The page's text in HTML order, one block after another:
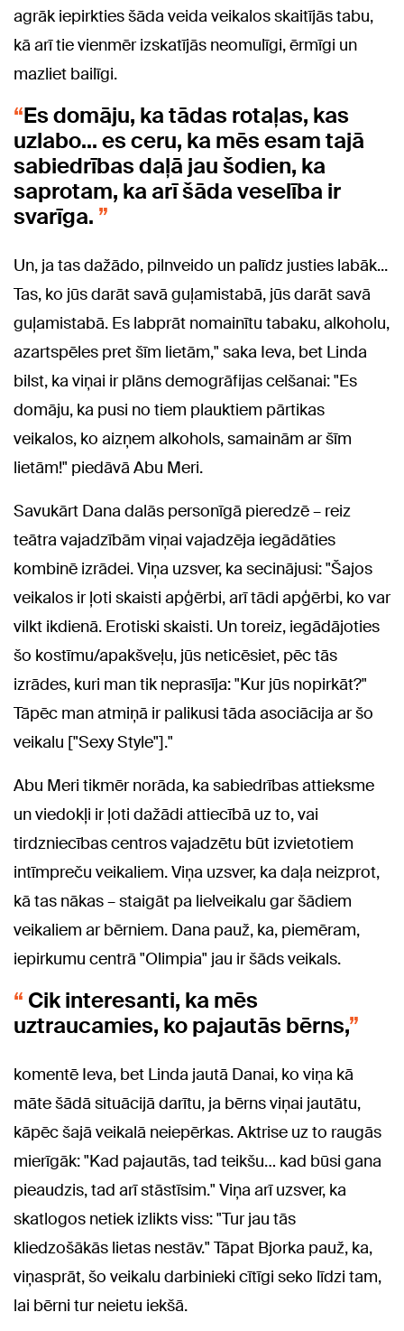
agrāk iepirkties šāda veida veikalos skaitījās tabu,
kā arī tie vienmēr izskatījās neomulīgi, ērmīgi un
mazliet bailīgi.
Es domāju, ka tādas rotaļas, kas
uzlabo... es ceru, ka mēs esam tajā
sabiedrības daļā jau šodien, ka
saprotam, ka arī šāda veselība ir
svarīga.
Un, ja tas dažādo, pilnveido un palīdz justies labāk...
Tas, ko jūs darāt savā guļamistabā, jūs darāt savā
guļamistabā. Es labprāt nomainītu tabaku, alkoholu,
azartspēles pret šīm lietām," saka Ieva, bet Linda
bilst, ka viņai ir plāns demogrāfijas celšanai: "Es
domāju, ka pusi no tiem plauktiem pārtikas
veikalos, ko aizņem alkohols, samainām ar šīm
lietām!" piedāvā Abu Meri.
Savukārt Dana dalās personīgā pieredzē – reiz
teātra vajadzībām viņai vajadzēja iegādāties
kombinē izrādei. Viņa uzsver, ka secinājusi: "Šajos
veikalos ir ļoti skaisti apģērbi, arī tādi apģērbi, ko var
vilkt ikdienā. Erotiski skaisti. Un toreiz, iegādājoties
šo kostīmu/apakšveļu, jūs neticēsiet, pēc tās
izrādes, kuri man tik neprasīja: "Kur jūs nopirkāt?"
Tāpēc man atmiņā ir palikusi tāda asociācija ar šo
veikalu ["Sexy Style"]."
Abu Meri tikmēr norāda, ka sabiedrības attieksme
un viedokļi ir ļoti dažādi attiecībā uz to, vai
tirdzniecības centros vajadzētu būt izvietotiem
intīmpreču veikaliem. Viņa uzsver, ka daļa neizprot,
kā tas nākas – staigāt pa lielveikalu gar šādiem
veikaliem ar bērniem. Dana pauž, ka, piemēram,
iepirkumu centrā "Olimpia" jau ir šāds veikals.
Cik interesanti, ka mēs
uztraucamies, ko pajautās bērns,
komentē Ieva, bet Linda jautā Danai, ko viņa kā
māte šādā situācijā darītu, ja bērns viņai jautātu,
kāpēc šajā veikalā neiepērkas. Aktrise uz to raugās
mierīgāk: "Kad pajautās, tad teikšu… kad būsi gana
pieaudzis, tad arī stāstīsim." Viņa arī uzsver, ka
skatlogos netiek izlikts viss: "Tur jau tās
kliedzošākās lietas nestāv." Tāpat Bjorka pauž, ka,
viņasprāt, šo veikalu darbinieki cītīgi seko līdzi tam,
lai bērni tur neietu iekšā.